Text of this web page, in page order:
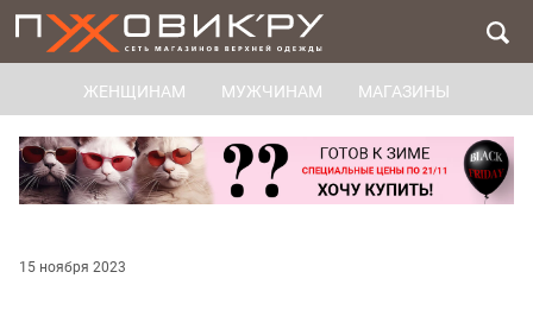
ЖЕНЩИНАМ МУЖЧИНАМ МАГАЗИНЫ
15 ноября 2023